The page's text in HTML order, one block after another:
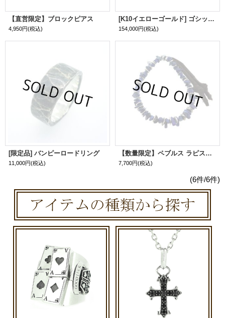
【直営限定】ブロックピアス
4,950円(税込)
[K10イエローゴールド] ゴシッククロスリング（FUNKOUTS × Arkコラボモデル）
154,000円(税込)
[限定品] バンピーロードリング
11,000円(税込)
【数量限定】ペブルス ラピスラズリmixブレスレット
7,700円(税込)
(6件/6件)